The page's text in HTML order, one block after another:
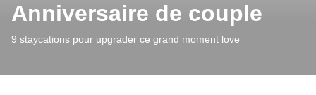
Anniversaire de couple
9 staycations pour upgrader ce grand moment love